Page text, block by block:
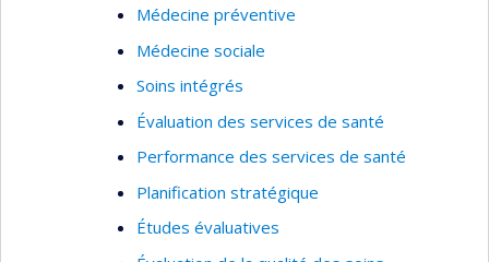
Analyse de politiques publiques;
gouvernance ancrée dans des données
Sciences sociales de la santé, anthropologie
médicale, santé publique
Réalités autochtones urbaines
Médecine préventive
Médecine sociale
Soins intégrés
Évaluation des services de santé
Performance des services de santé
Planification stratégique
Études évaluatives